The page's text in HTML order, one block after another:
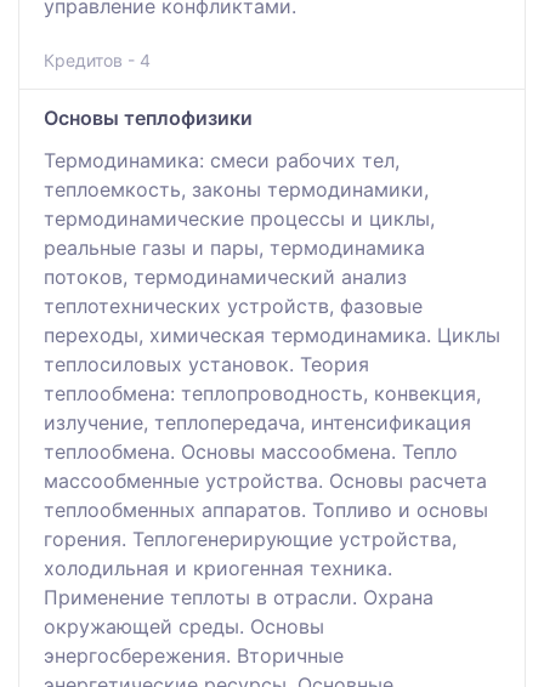
управление конфликтами.
Кредитов - 4
Основы теплофизики
Термодинамика: смеси рабочих тел,
теплоемкость, законы термодинамики,
термодинамические процессы и циклы,
реальные газы и пары, термодинамика
потоков, термодинамический анализ
теплотехнических устройств, фазовые
переходы, химическая термодинамика. Циклы
теплосиловых установок. Теория
теплообмена: теплопроводность, конвекция,
излучение, теплопередача, интенсификация
теплообмена. Основы массообмена. Тепло
массообменные устройства. Основы расчета
теплообменных аппаратов. Топливо и основы
горения. Теплогенерирующие устройства,
холодильная и криогенная техника.
Применение теплоты в отрасли. Охрана
окружающей среды. Основы
энергосбережения. Вторичные